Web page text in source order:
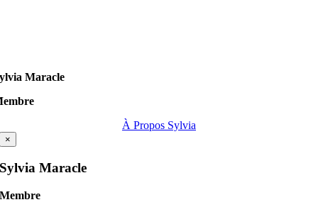
Maracle
À Propos Sylvia
×
Sylvia Maracle
Membre